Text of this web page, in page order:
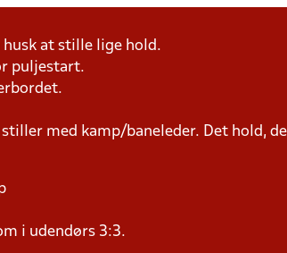
husk at stille lige hold.
puljestart.
med kamp/baneleder. Det hold,
i udendørs 3:3.